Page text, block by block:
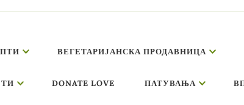
ВЕГЕТАРИЈАНСКА ПРОДАВНИЦА
DONATE LOVE ПАТУВАЊА